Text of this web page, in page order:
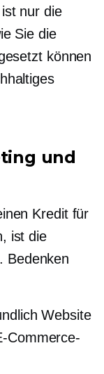
nur die
Sie die
können
und
Kredit für
ist die
Bedenken
Website
Commerce-